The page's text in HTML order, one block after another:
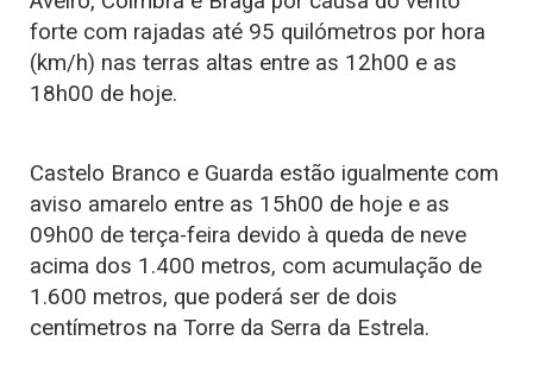
forte com rajadas até 95 quilómetros por hora
(km/h) nas terras altas entre as 12h00 e as
18h00 de hoje.
Castelo Branco e Guarda estão igualmente com
aviso amarelo entre as 15h00 de hoje e as
09h00 de terça-feira devido à queda de neve
acima dos 1.400 metros, com acumulação de
1.600 metros, que poderá ser de dois
centímetros na Torre da Serra da Estrela.